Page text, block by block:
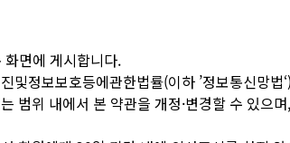
화면에 게시합니다.
및정보보호등에관한법률(이하 ’정보통신망
범위 내에서 본 약관을 개정·변경할 수 있